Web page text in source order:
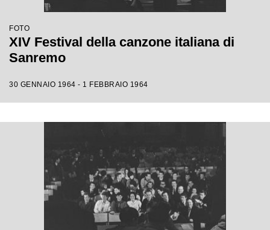
FOTO
XIV Festival della canzone italiana di
Sanremo
30 GENNAIO 1964 - 1 FEBBRAIO 1964